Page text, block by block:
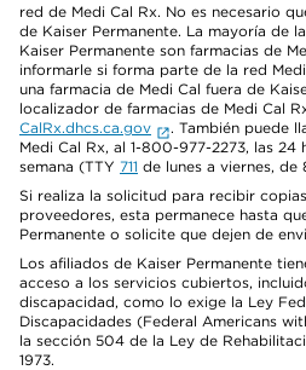
red de Medi Cal Rx. No es necesario
de Kaiser Permanente. La mayoría de
Kaiser Permanente son farmacias de
informarle si forma parte de la red
una farmacia de Medi Cal fuera de
localizador de farmacias de Medi Cal
CalRx.dhcs.ca.gov
. También puede
Medi Cal Rx, al 1-800-977-2273, las 24
semana (TTY 711 de lunes a viernes, de
Si realiza la solicitud para recibir
proveedores, esta permanece hasta
Permanente o solicite que dejen de
Los afiliados de Kaiser Permanente
acceso a los servicios cubiertos,
discapacidad, como lo exige la Ley
Discapacidades (Federal Americans
la sección 504 de la Ley de
1973.